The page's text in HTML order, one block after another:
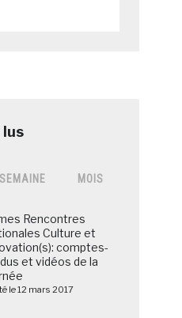
SEMAINE MOIS
Rencontres
Culture et
comptes-
et vidéos de la
le 12 mars 2017